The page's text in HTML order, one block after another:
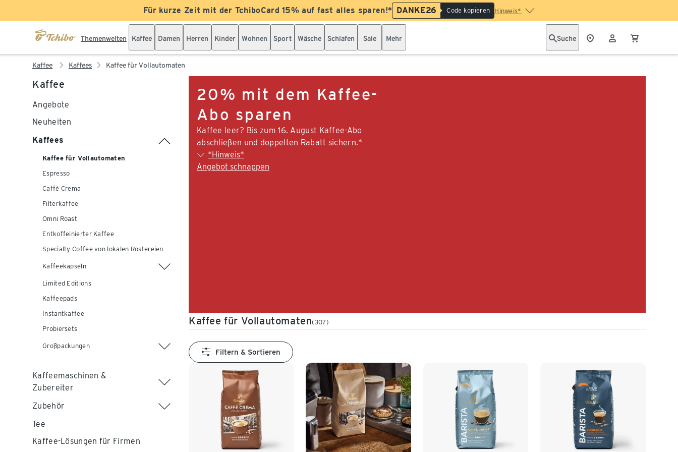
Für kurze Zeit mit der TchiboCard 15% auf fast alles sparen!* DANKE26 Code kopieren Hinweis*
Themenwelten Kaffee Damen Herren Kinder Wohnen Sport Wäsche Schlafen Sale Mehr Suche
Kaffee Kaffees Kaffee für Vollautomaten
Kaffee
Angebote
Neuheiten
Kaffees
Kaffee für Vollautomaten
Espresso
Caffè Crema
Filterkaffee
Omni Roast
Entkoffeinierter Kaffee
Specialty Coffee von lokalen Röstereien
Kaffeekapseln
Limited Editions
Kaffeepads
Instantkaffee
Probiersets
Großpackungen
Kaffeemaschinen &
Zubereiter
Zubehör
Tee
Kaffee-Lösungen für Firmen
20% mit dem Kaffee-
Abo sparen
Kaffee leer? Bis zum 16. August Kaffee-Abo
abschließen und doppelten Rabatt sichern.*
*Hinweis*
Angebot schnappen
Kaffee für Vollautomaten(307)
Filtern & Sortieren